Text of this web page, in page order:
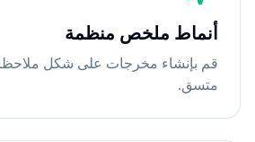
أنماط ملخص منظمة
قم بإنشاء مخرجات على شكل
متسق.